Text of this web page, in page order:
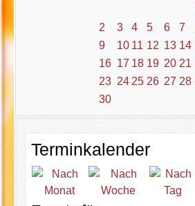
2
3 4 5 6 7
9
10 11 12 13 14
16 17 18 19 20 21
23 24 25 26 27 28
30
Terminkalender